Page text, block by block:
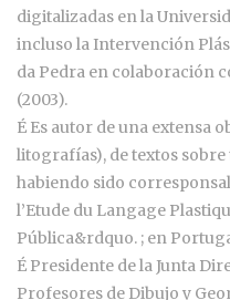
digitalizadas en la
incluso la Intervención
da Pedra en colaboración
(2003).
É Es autor de una extensa
litografías), de textos
habiendo sido
l’Etude du Langage
Pública&rdquo. ; en
É Presidente de la Junta
Profesores de Dibujo y